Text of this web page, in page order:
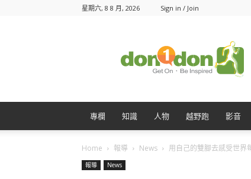
星期六, 8 8 月, 2026 Sign in / Join
專欄 知識 人物 越野跑 影音
Home 報導 News 用自己的雙腳去感受世界
報導 News